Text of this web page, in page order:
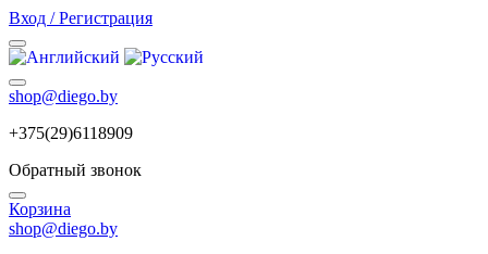
Вход / Регистрация
shop@diego.by
+375(29)6118909
Обратный звонок
Корзина
shop@diego.by